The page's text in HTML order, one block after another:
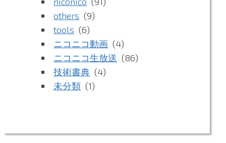
others (9)
tools (6)
ニコニコ動画 (4)
ニコニコ生放送 (86)
技術書典 (4)
未分類 (1)